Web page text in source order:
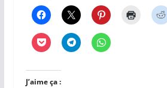
J’aime ça :